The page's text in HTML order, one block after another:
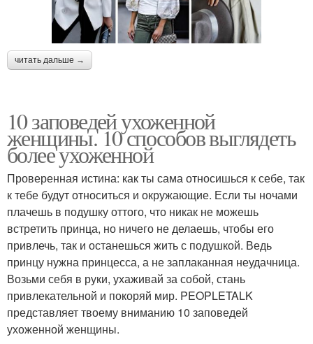
читать дальше →
10 заповедей ухоженной
женщины. 10 способов выглядеть
более ухоженной
Проверенная истина: как ты сама относишься к себе, так
к тебе будут относиться и окружающие. Если ты ночами
плачешь в подушку оттого, что никак не можешь
встретить принца, но ничего не делаешь, чтобы его
привлечь, так и останешься жить с подушкой. Ведь
принцу нужна принцесса, а не заплаканная неудачница.
Возьми себя в руки, ухаживай за собой, стань
привлекательной и покоряй мир. PEOPLETALK
представляет твоему вниманию 10 заповедей
ухоженной женщины.